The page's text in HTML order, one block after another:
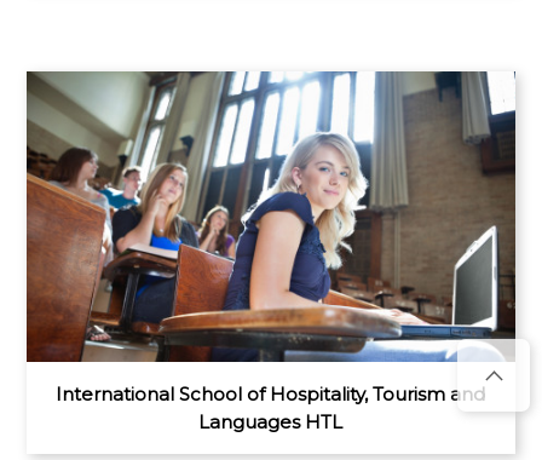
International School of Hospitality, Tourism and
Languages HTL